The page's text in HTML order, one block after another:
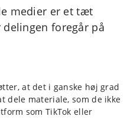
medier er et tæt
foregår på
at det i ganske høj grad
dele materiale, som de ikke
som TikTok eller